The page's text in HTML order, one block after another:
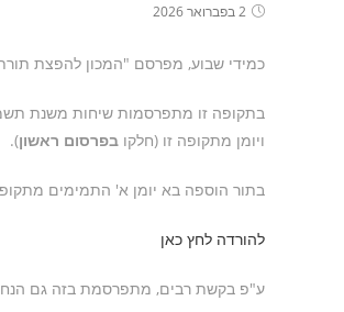
2 בפברואר 2026
כמידי שבוע, מפרסם "המכון להפצת
בתקופה זו מתפרסמות שיחות משנת
ויומן מתקופה זו (חלקו בפרסום ראשון).
בתור הוספה בא יומן א' התמימים
להורדה לחץ כאן
ע"פ בקשת רבים, מתפרסמת בזה גם